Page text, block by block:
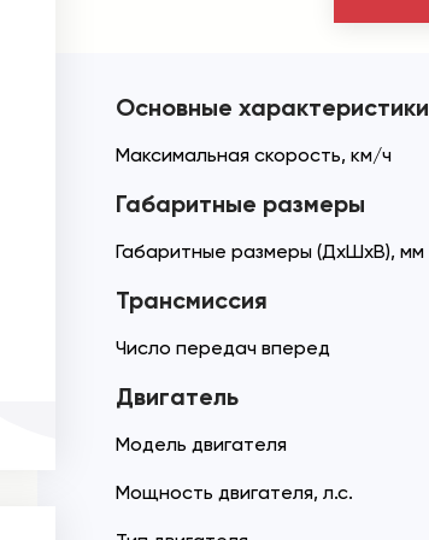
Основные характеристики
Максимальная скорость, км/ч
Габаритные размеры
Габаритные размеры (ДхШхВ), мм
Трансмиссия
Число передач вперед
Двигатель
Модель двигателя
Мощность двигателя, л.с.